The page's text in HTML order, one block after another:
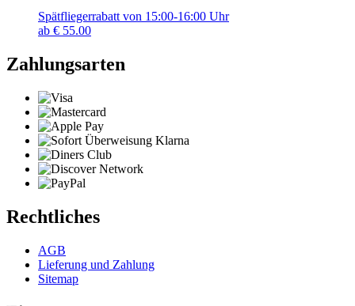
Spätfliegerrabatt von 15:00-16:00 Uhr
ab € 55.00
Zahlungsarten
Rechtliches
AGB
Lieferung und Zahlung
Sitemap